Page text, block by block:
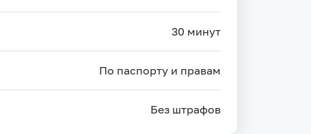
30 минут
По паспорту и правам
Без штрафов